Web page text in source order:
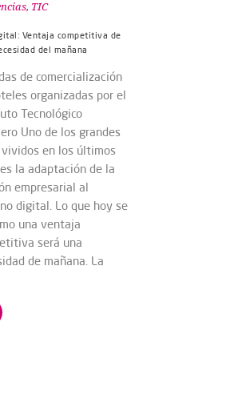
, TIC
Ventaja competitiva de
del mañana
de comercialización
organizadas por el
Tecnológico
Uno de los grandes
en los últimos
la adaptación de la
empresarial al
digital. Lo que hoy se
una ventaja
será una
de mañana. La